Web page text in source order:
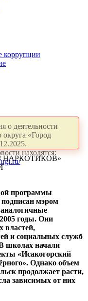
коррупции
о деятельности
«Город
находятся:
НАРКОТИКОВ»
программы
подписан мэром
годы. Они
властей,
и социальных служб
школах начали
«Исакогорский
Однако объем
продолжает расти,
зависимых от них